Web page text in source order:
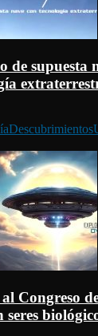
de supuesta
Descubrimientos
Congreso
seres